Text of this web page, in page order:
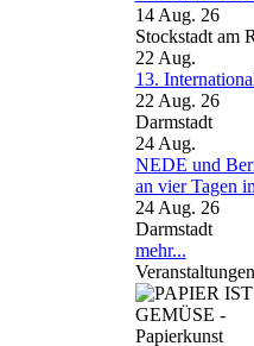
14 Aug. 26
Stockstadt am
22 Aug.
13.
22 Aug. 26
Darmstadt
24 Aug.
NEDE und
an vier Tagen
24 Aug. 26
Darmstadt
mehr...